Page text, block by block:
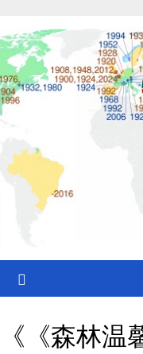
content
《《森林温